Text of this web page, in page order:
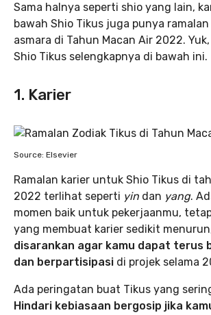
Sama halnya seperti shio yang lain,
bawah Shio Tikus juga punya
asmara di Tahun Macan Air 2022.
Shio Tikus selengkapnya di bawah ini.
1. Karier
Source: Elsevier
Ramalan karier untuk Shio Tikus di
2022 terlihat seperti yin dan yang.
momen baik untuk pekerjaanmu,
yang membuat karier sedikit
disarankan agar kamu dapat terus
dan berpartisipasi di projek selama
Ada peringatan buat Tikus yang
Hindari kebiasaan bergosip jika